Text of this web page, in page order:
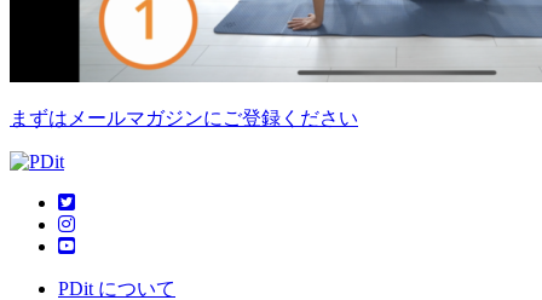
まずはメールマガジンにご登録ください
PDit について